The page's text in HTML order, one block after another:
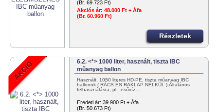
(Br. 69.723 Ft)
Akciós ár: 48.000 Ft + Áfa
(Br. 60.960 Ft)
Részletek
6.2. <*> 1000 liter, használt, tiszta IBC
műanyag ballon
Használt, 1050 literes HD-PE, tiszta műanyag IBC
ballonok ( RÁCS ÉS RAKLAP NÉLKÜL );Általános
felhasználásra, pl. esővíz…
Eredeti ár: 39.900 Ft + Áfa
(Br. 50.673 Ft)